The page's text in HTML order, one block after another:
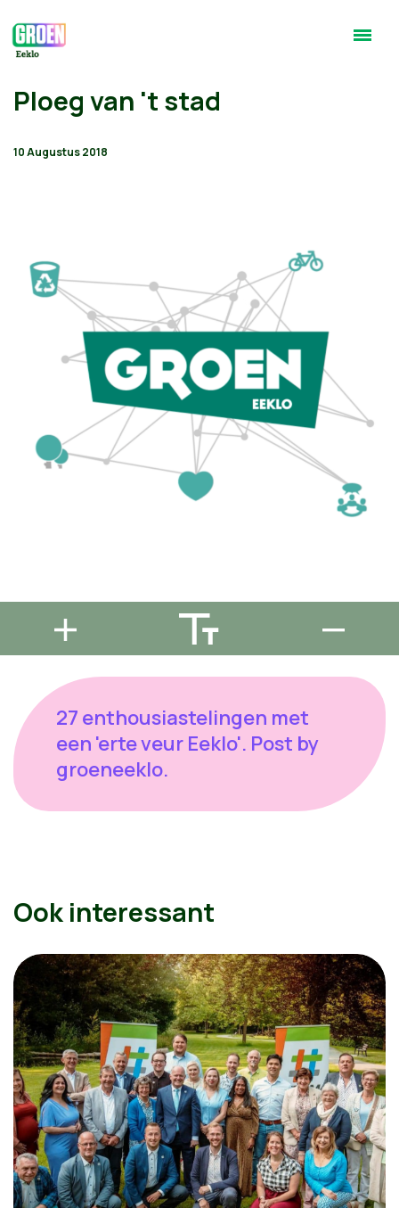
Ploeg van 't stad
10 Augustus 2018
27 enthousiastelingen met
een 'erte veur Eeklo'. Post by
groeneeklo.
Ook interessant